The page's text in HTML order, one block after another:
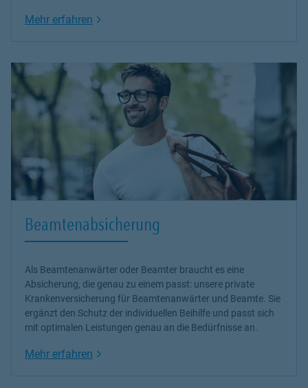
Starke Unterstützung bei rechtlichen Auseinandersetzungen.
Fuhrparks.
🏥 Betriebliche Krankenversicherung (bKV)
Attraktive Zusatzleistung für Mitarbeiter – und ein echter
Wettbewerbsvorteil für Ihr Unternehmen.
Individuelle Gewerbeabsicherung
Maßgeschneiderte Versicherungskonzepte für Selbstständige und
Unternehmen jeder Größe.
✔️ Ehrliche und transparente Beratung
✔️ Individuelle Lösungen statt Standardprodukte
FAQ – Häufig gestellte Fragen
❓ Ist die Beratung kostenlos?
Ja, die Beratung ist für Sie unverbindlich und kostenfrei.
❓ Muss ich direkt etwas abschließen?
Nein. Sie entscheiden in Ruhe – ich zeige Ihnen lediglich passende
Mehr erfahren Link Opens in New Tab
Beamtenabsicherung
Als Beamtenanwärter oder Beamter braucht es eine
Absicherung, die genau zu einem passt: unsere private
Krankenversicherung für Beamtenanwärter und Beamte. Sie
ergänzt den Schutz der individuellen Beihilfe und passt sich
mit optimalen Leistungen genau an die Bedürfnisse an.
Mehr erfahren Link Opens in New Tab